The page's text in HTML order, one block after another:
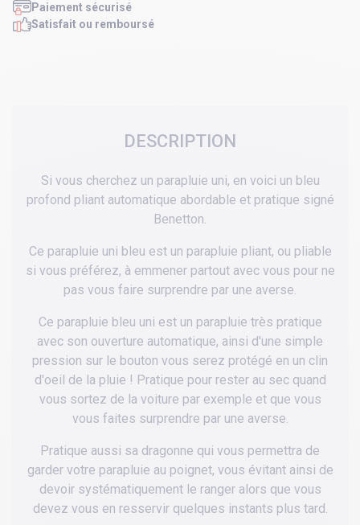
Paiement sécurisé
Satisfait ou remboursé
DESCRIPTION
Si vous cherchez un parapluie uni, en voici un bleu
profond pliant automatique abordable et pratique signé
Benetton.
Ce parapluie uni bleu est un parapluie pliant, ou pliable
si vous préférez, à emmener partout avec vous pour ne
pas vous faire surprendre par une averse.
Ce parapluie bleu uni est un parapluie très pratique
avec son ouverture automatique, ainsi d'une simple
pression sur le bouton vous serez protégé en un clin
d'oeil de la pluie ! Pratique pour rester au sec quand
vous sortez de la voiture par exemple et que vous
vous faites surprendre par une averse.
Pratique aussi sa dragonne qui vous permettra de
garder votre parapluie au poignet, vous évitant ainsi de
devoir systématiquement le ranger alors que vous
devez vous en resservir quelques instants plus tard.